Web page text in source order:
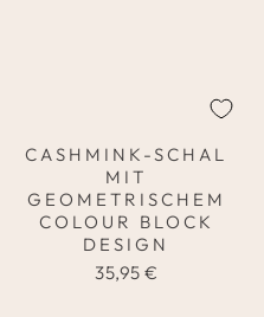
CASHMINK-SCHAL
MIT
GEOMETRISCHEM
COLOUR BLOCK
DESIGN
35,95 €